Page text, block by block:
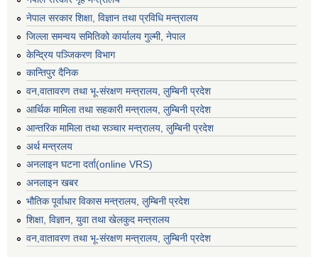
नेपाल सरकार शिक्षा, विज्ञान तथा प्रविधि मन्त्रालय
जिल्ला समन्वय समितिको कार्यालय गुल्मी, नेपाल
केन्द्रिय पञ्जिकरण विभाग
कान्तिपुर दैनिक
वन,वातावरण तथा भू-संरक्षण मन्त्रालय, लुम्बिनी प्रदेश
आर्थिक मामिला तथा सहकारी मन्त्रालय, लुम्बिनी प्रदेश
आन्तरिक मामिला तथा सञ्चार मन्त्रालय, लुम्बिनी प्रदेश
अर्थ मन्त्रलय
अनलाइन घटना दर्ता(online VRS)
अनलाइन खबर
भौतिक पूर्वाधार विकास मन्त्रालय, लुम्बिनी प्रदेश
शिक्षा, विज्ञान, युवा तथा खेलकुद मन्‍‍त्रालय
वन,वातावरण तथा भू-संरक्षण मन्त्रालय, लुम्बिनी प्रदेश